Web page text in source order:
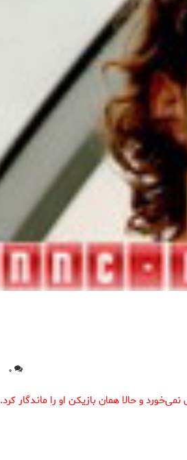
۰
و حالا همان بازیکن او را ماندگار کرد.